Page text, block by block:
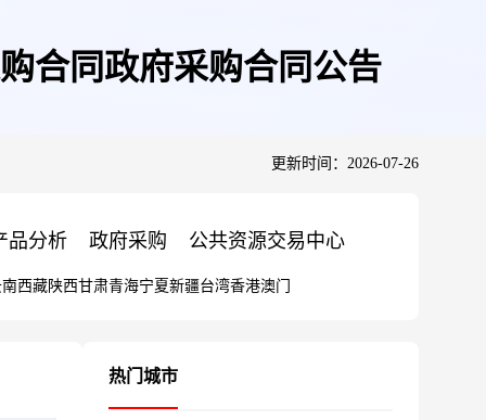
合同政府采购合同公告
更新时间：2026-07-26
品分析 政府采购 公共资源交易中心
西藏陕西甘肃青海宁夏新疆台湾香港澳门
热门城市